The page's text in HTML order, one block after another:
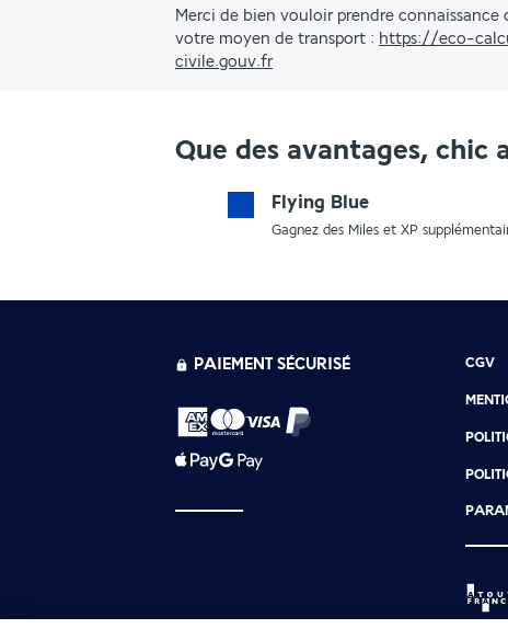
Merci de bien vouloir prendre connaissance
votre moyen de transport : https://eco-
civile.gouv.fr
Que des avantages, chic
Flying Blue
Gagnez des Miles et XP
PAIEMENT SÉCURISÉ CGV